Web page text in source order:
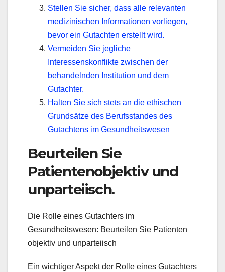
Stellen Sie sicher, dass alle relevanten
medizinischen Informationen vorliegen,
bevor ein Gutachten erstellt wird.
Vermeiden Sie jegliche
Interessenskonflikte zwischen der
behandelnden Institution und dem
Gutachter.
Halten Sie sich stets an die ethischen
Grundsätze des Berufsstandes des
Gutachtens im Gesundheitswesen
Beurteilen Sie
Patientenobjektiv und
unparteiisch.
Die Rolle eines Gutachters im
Gesundheitswesen: Beurteilen Sie Patienten
objektiv und unparteiisch
Ein wichtiger Aspekt der Rolle eines Gutachters